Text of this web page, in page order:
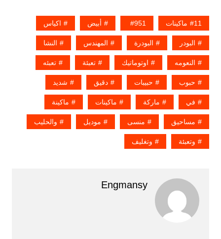
11ماكينات 951 أبيض اكياس
البودر البودرة المهندس النشا
النعومه اوتوماتيك تعبئة تعبئه
حبوب حبيبات دقيق شديد
في ماركة ماكينات ماكينة
مساحيق منسى موديل والحليب
وتعبئة وتغليف
Engmansy